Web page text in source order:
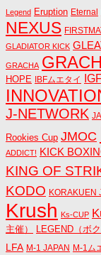
Legend Eruption Eternal
NEXUS
GLADIATOR KICK
GRACHA
HOPE IBFムエタイ
J-NETWORK
Rookies Cup JMOC
ADDICT! KICK
KING OF
KODO KORAKUEN
Krush Ks-CUP
主催）
LEGEND（ボク
LFA M-1 JAPAN M-1ム